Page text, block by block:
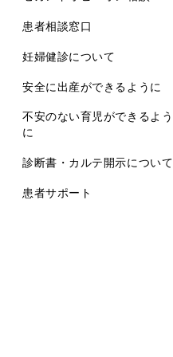
患者相談窓口
妊婦健診について
安全に出産ができるように
不安のない育児ができるよう
に
診断書・カルテ開示について
患者サポート